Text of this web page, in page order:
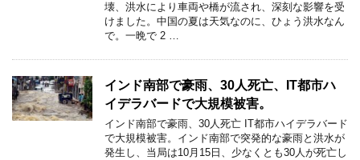
壊、洪水により車両や橋が流され、深刻な影響を受
けました。中国の夏は天気なのに、ひょう洪水なん
で。一晩で 2 …
インド南部で豪雨、30人死亡、IT都市ハ
イデラバードで大規模被害。
インド南部で豪雨、30人死亡 IT都市ハイデラバード
で大規模被害。インド南部で突発的な豪雨と洪水が
発生し、当局は10月15日、少なくとも30人が死亡し